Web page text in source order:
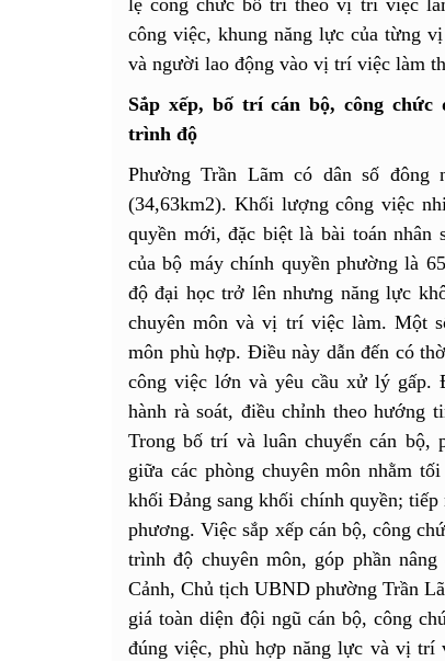
lệ công chức bố trí theo vị trí việc
công việc, khung năng lực của từng
và người lao động vào vị trí việc làm
Sắp xếp, bố trí cán bộ, công
trình độ
Phường Trần Lãm có dân số
(34,63km2). Khối lượng công việc
quyền mới, đặc biệt là bài toán nhân
của bộ máy chính quyền phường là
độ đại học trở lên nhưng năng lực
chuyên môn và vị trí việc làm. Một
môn phù hợp. Điều này dẫn đến có
công việc lớn và yêu cầu xử lý gấp.
hành rà soát, điều chỉnh theo hướng
Trong bố trí và luân chuyển cán bộ,
giữa các phòng chuyên môn nhằm
khối Đảng sang khối chính quyền;
phương. Việc sắp xếp cán bộ, công
trình độ chuyên môn, góp phần
Cảnh, Chủ tịch UBND phường Trần
giá toàn diện đội ngũ cán bộ, công
đúng việc, phù hợp năng lực và vị trí